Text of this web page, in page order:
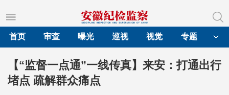
首页
审查 曝光 巡视 视觉 专题
【“监督一点通”一线传真】来安：打通出行
堵点 疏解群众痛点